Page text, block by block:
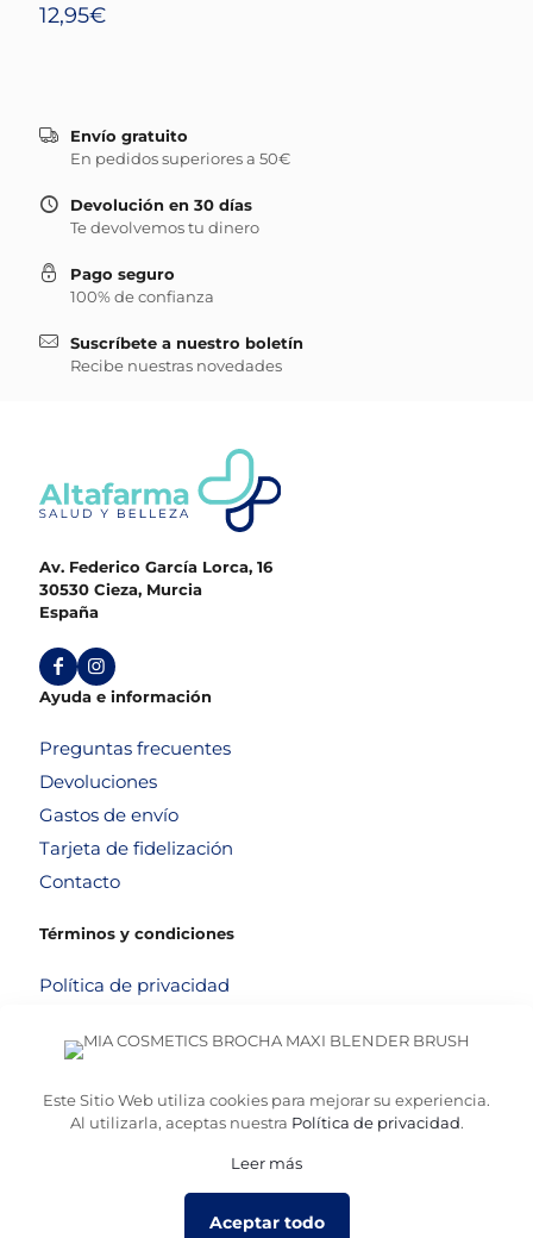
12,95€
Envío gratuito
En pedidos superiores a 50€
Devolución en 30 días
Te devolvemos tu dinero
Pago seguro
100% de confianza
Suscríbete a nuestro boletín
Recibe nuestras novedades
Av. Federico García Lorca, 16
30530 Cieza, Murcia
España
Ayuda e información
Preguntas frecuentes
Devoluciones
Gastos de envío
Tarjeta de fidelización
Contacto
Términos y condiciones
Política de privacidad
Aviso legal
Este Sitio Web utiliza cookies para mejorar su experiencia.
Al utilizarla, aceptas nuestra Política de privacidad.
Leer más
Aceptar todo